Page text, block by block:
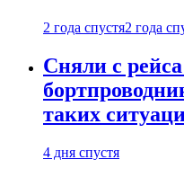
2 года спустя2 года
Сняли с
таких
4 дня спустя